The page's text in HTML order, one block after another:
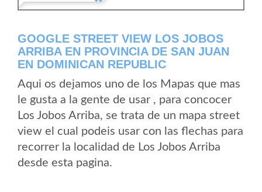
GOOGLE STREET VIEW LOS JOBOS
ARRIBA EN PROVINCIA DE SAN JUAN
EN DOMINICAN REPUBLIC
Aqui os dejamos uno de los Mapas que mas
le gusta a la gente de usar , para concocer
Los Jobos Arriba, se trata de un mapa street
view el cual podeis usar con las flechas para
recorrer la localidad de Los Jobos Arriba
desde esta pagina.